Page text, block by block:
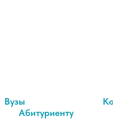
Вузы
Абитуриенту